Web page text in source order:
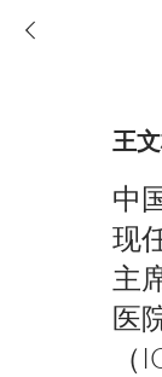
中
现
主
医
（
王